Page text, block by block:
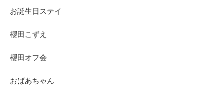
お誕生日ステイ
櫻田こずえ
櫻田オフ会
おばあちゃん